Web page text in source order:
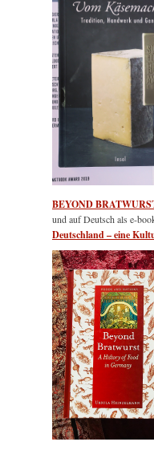
BEYOND
und auf Deutsch als e-
Deutschland – eine